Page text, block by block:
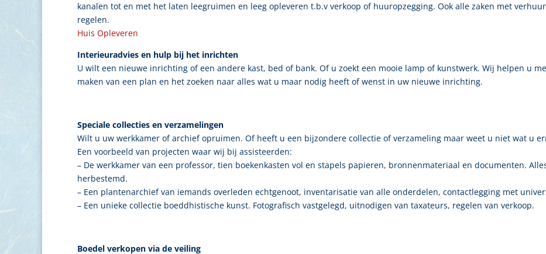
kanalen tot en met het laten leegruimen en leeg opleveren t.b.v verkoop of huuropzegging. Ook alle zaken met
regelen.
Huis Opleveren
Interieuradvies en hulp bij het inrichten
U wilt een nieuwe inrichting of een andere kast, bed of bank. Of u zoekt een mooie lamp of kunstwerk. Wij helpen u
maken van een plan en het zoeken naar alles wat u maar nodig heeft of wenst in uw nieuwe inrichting.
Speciale collecties en verzamelingen
Wilt u uw werkkamer of archief opruimen. Of heeft u een bijzondere collectie of verzameling maar weet u niet wat u
Een voorbeeld van projecten waar wij bij assisteerden:
– De werkkamer van een professor, tien boekenkasten vol en stapels papieren, bronnenmateriaal en documenten.
herbestemd.
– Een plantenarchief van iemands overleden echtgenoot, inventarisatie van alle onderdelen, contactlegging met
– Een unieke collectie boeddhistische kunst. Fotografisch vastgelegd, uitnodigen van taxateurs, regelen van verkoop.
Boedel verkopen via de veiling